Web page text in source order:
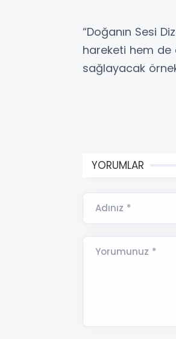
“Doğanın Sesi
hareketi hem de
sağlayacak
YORUMLAR
Adınız *
Yorumunuz *